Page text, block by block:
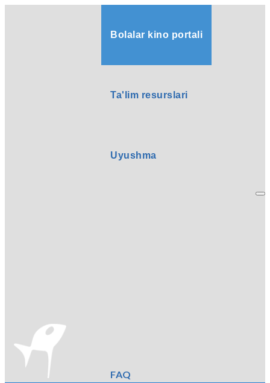
Bolalar kino portali
Ta'lim resurslari
Uyushma
FAQ